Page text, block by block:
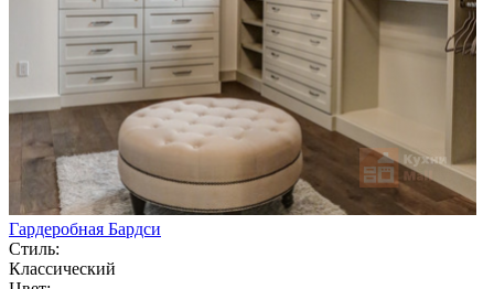
Гардеробная Бардси
Стиль:
Классический